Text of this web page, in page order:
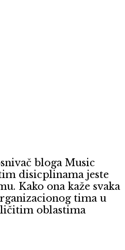
bloga Music
disicplinama jeste
Kako ona kaže svaka
tima u
oblastima